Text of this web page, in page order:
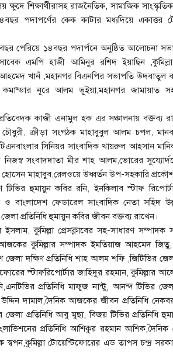
ক্ষুদে শিক্ষার্থীরাসহ রাজনৈতিক, সামাজিক
পদাপর্ণের কেক কাটার মধ্যদিয়ে একাত্তর
পেরিয়ে ১৪বছর পদার্পনে অনুষ্ঠিত আলোচনা
এমপি হাজী আমিনুর রশিদ ইয়াছিন
খানঁ ,মহানগর বিএনপির সভাপতি উদবাতুল
নূরে আলম ভূইয়া,মহানগর জামায়াত
কাজী এনামুল হক এর সঞ্চালনায় বক্তব্য
ক্রীড়া সংগঠক মাহাবুবুল আলম চপল,
সিনিয়র সাংবাদিক খায়রুল আহসান
সংবাদদাতা মীর শাহ আলম,ভোরের
হোসেন মাহাবুব,রেলওয়ে উধ্বর্তন উপ-সহকারি
হুমায়ুন কবির রনি, ইনকিলাব স্টাফ
বাংলাদেশ ফেডারেল সাংবাদিক নেতা সহিদ
প্রতিনিধি হুমায়ুন কবির জীবন বক্তব্য রাখেন।
কুমিল্লা প্রেসক্লাবের সহ-সাধারণ সম্পাদক
আজকের কুমিল্লার সম্পাদক ইমতিয়াজ আহমেদ জিতু,
দক্ষিণ প্রতিনিধি শাহ আলম শফি ,জিটিভির জেলা
স্টাফরিপোর্টার জাহিদুর রহমান, কুমিল্লার
প্রতিনিধি মাফুজ নান্টু, আনন্দ টিভির
দামাল,দৈনিক আজকের জীবন প্রতিনিধি
জেলা প্রতিনিধি আবু মুছা, বিজয় টিভির প্রতিনিধি
প্রতিনিধি আশিকুর রহমান
স্বপন,কুমিল্লা টোয়েন্টিফোরের এড তাপস চন্দ্র